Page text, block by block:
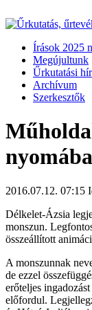
Írások 2025
Megújultunk
Űrkutatási
Archívum
Szerkesztők
2016.07.12. 07:15
Délkelet-Ázsia
monszun.
összeállított
A monszunnak
de ezzel
erőteljes
előfordul.